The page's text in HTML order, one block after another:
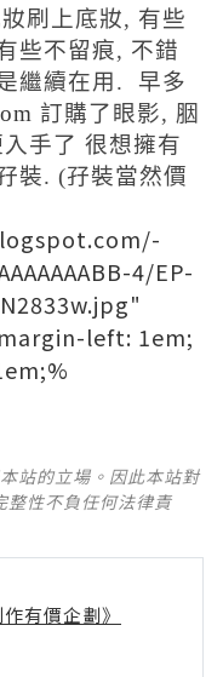
刷上底妝, 有些
些不留痕, 不錯
繼續在用. 早多
訂購了眼影, 胭
手了 很想擁有
裝. (孖裝當然價
4/EP-
left: 1em;
站的立場。因此本站對
整性不負任何法律責
有價企劃》